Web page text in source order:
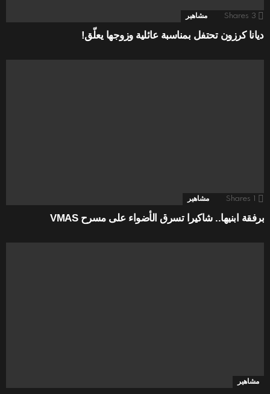
3
Shares مشاهير
ديانا كرزون تحتفل بمناسبة عائلية وزوجها يعلّق!
1
Shares مشاهير
برفقة ابنيها.. شاكيرا تسرق الأضواء على مسرح VMAS
مشاهير